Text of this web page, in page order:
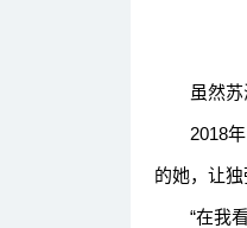
虽然苏海
2018年，
的她，让独
“在我看